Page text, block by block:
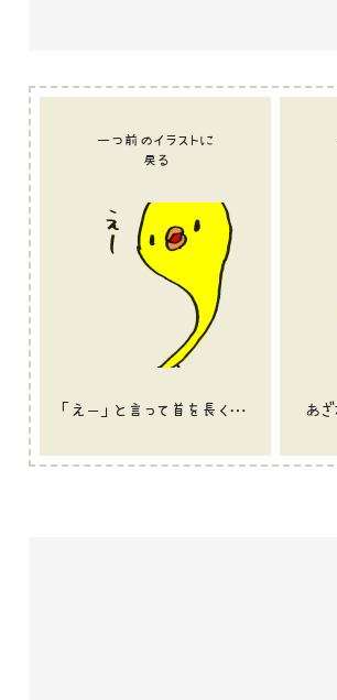
一つ前のイラストに
戻る
「えー」と言って首を長くするひよこのイラスト あざ